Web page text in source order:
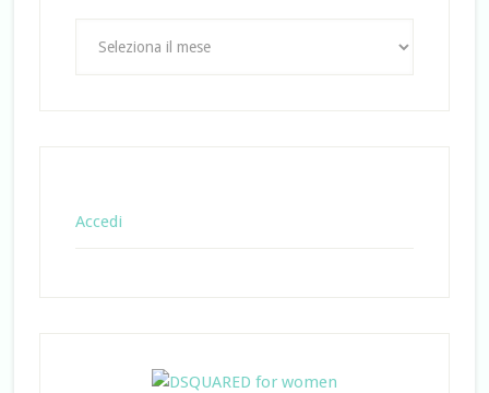
Accedi